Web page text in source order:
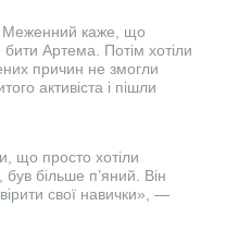
Меженний каже, що
Артема. Потім хотіли
причин не змогли
активіста і пішли
що просто хотіли
більше п’яний. Він
свої навички», —